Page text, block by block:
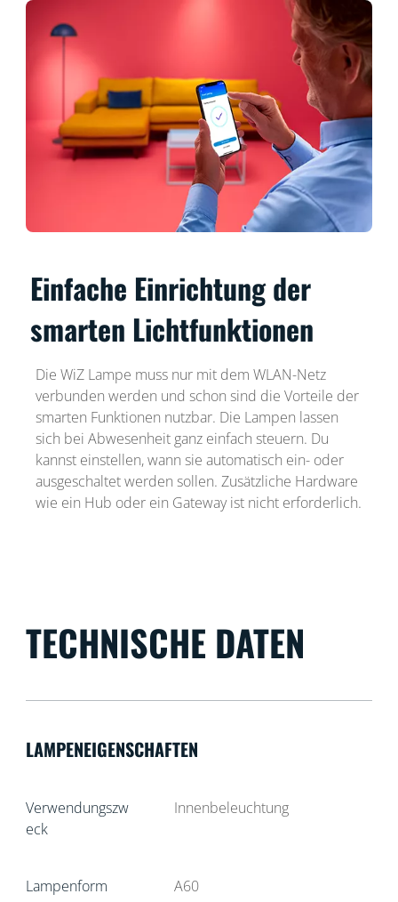
Einfache Einrichtung der
smarten Lichtfunktionen
Die WiZ Lampe muss nur mit dem WLAN-Netz
verbunden werden und schon sind die Vorteile der
smarten Funktionen nutzbar. Die Lampen lassen
sich bei Abwesenheit ganz einfach steuern. Du
kannst einstellen, wann sie automatisch ein- oder
ausgeschaltet werden sollen. Zusätzliche Hardware
wie ein Hub oder ein Gateway ist nicht erforderlich.
TECHNISCHE DATEN
LAMPENEIGENSCHAFTEN
Verwendungszw
eck
Innenbeleuchtung
Lampenform A60